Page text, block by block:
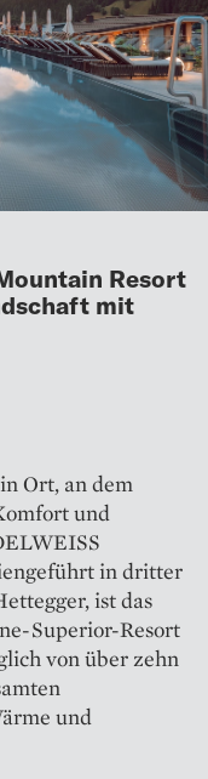
Resort
mit
Ort, an dem
und
in dritter
ist das
Superior-Resort
von über zehn
und